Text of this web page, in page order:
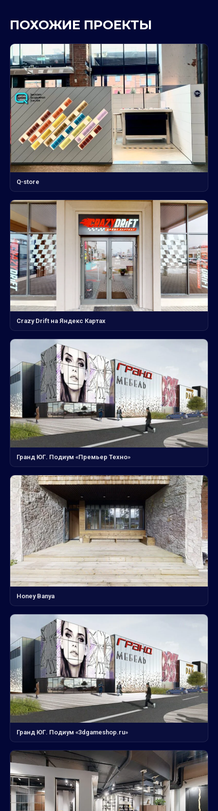
ПОХОЖИЕ ПРОЕКТЫ
Q-store
Crazy Drift на Яндекс Картах
Гранд ЮГ. Подиум «Премьер Техно»
Honey Banya
Гранд ЮГ. Подиум «3dgameshop.ru»